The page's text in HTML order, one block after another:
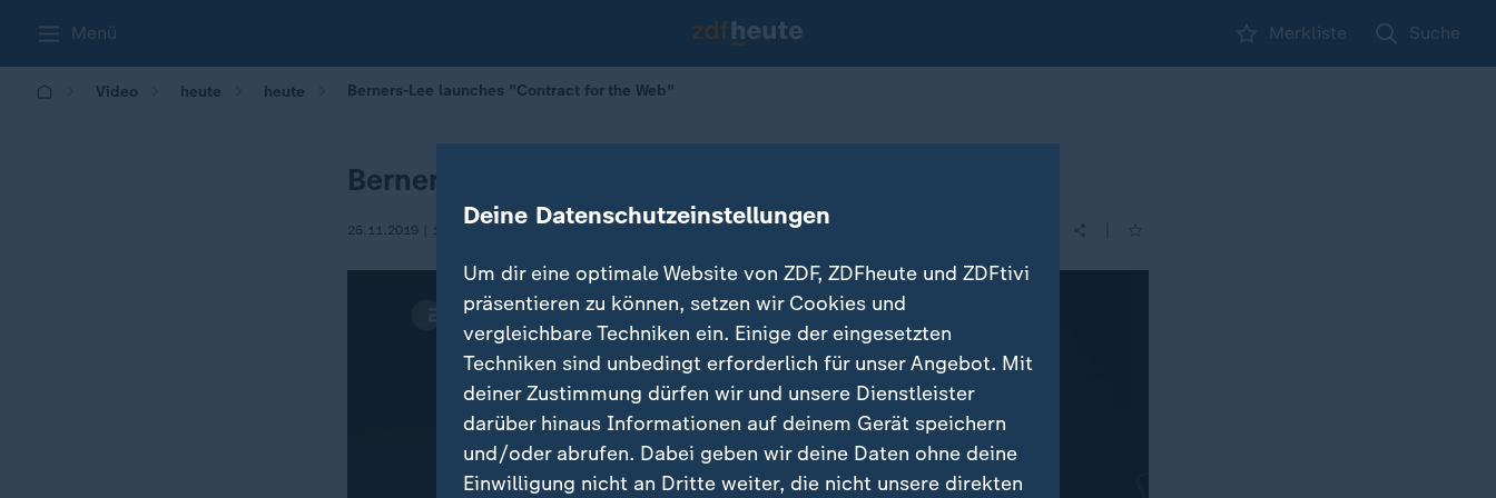
Menü Merkliste Suche
Video heute heute Berners-Lee launches "Contract for the Web"
Berners-Lee launches "Contract for the Web"
25.11.2019 | 16:00 Deine Datenschutzeinstellungen
Um dir eine optimale Website von ZDF, ZDFheute und ZDFtivi
präsentieren zu können, setzen wir Cookies und
vergleichbare Techniken ein. Einige der eingesetzten
Techniken sind unbedingt erforderlich für unser Angebot. Mit
deiner Zustimmung dürfen wir und unsere Dienstleister
darüber hinaus Informationen auf deinem Gerät speichern
und/oder abrufen. Dabei geben wir deine Daten ohne deine
Einwilligung nicht an Dritte weiter, die nicht unsere direkten